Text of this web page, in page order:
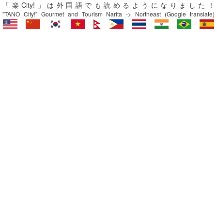
「楽City!」は外国語でも読めるようになりました！
"TANO City!" Gourmet and Tourism Narita -> Northeast (Google translate)